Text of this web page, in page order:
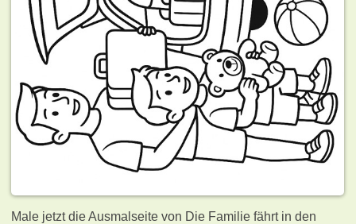
Male jetzt die Ausmalseite von Die Familie fährt in den